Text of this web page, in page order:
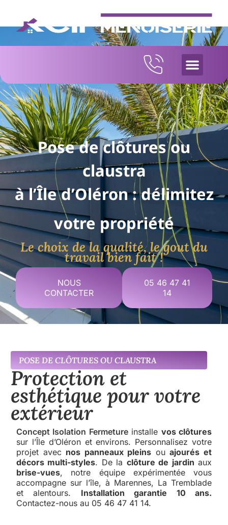
Pose de clôtures ou
claustra
à l’Île d’Oléron : délimitez
votre propriété
Le choix de la qualité, le gout du
travail bien fait !
NOUS
CONTACTER
05 46 47 41
14
POSE DE CLÔTURES OU CLAUSTRA
Protection et
esthétique pour votre
extérieur
Concept Isolation Fermetureinstalle vos clôtures
sur l’Île d’Oléron et environs. Personnalisez votre
projet avec nos panneaux pleins ouajourés et
décors multi-styles. De la clôture de jardin aux
brise-vues, notre équipe expérimentée vous
accompagne sur l’île, à Marennes, La Tremblade
et alentours. Installation garantie 10 ans.
Contactez-nous au 05 46 47 41 14.